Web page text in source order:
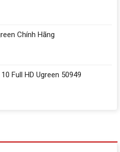
Chính Hãng
Full HD Ugreen 50949